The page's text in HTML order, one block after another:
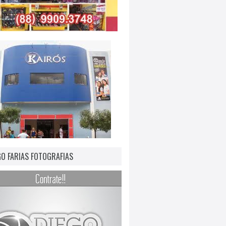
FARIAS FOTOGRAFIAS